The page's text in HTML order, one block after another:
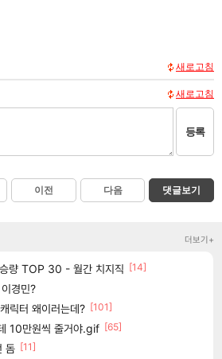
새로고침
새로고침
등록
이전 다음 댓글보기
더보기+
량 TOP 30 - 월간 치지직 [14]
경민?
릭터 왜이러는데? [101]
10만원씩 줄거야.gif [65]
돔 [11]